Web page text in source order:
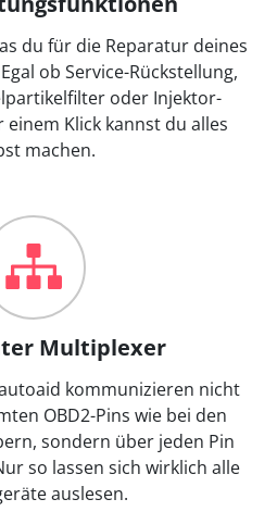
du für die Reparatur deines
ob Service-Rückstellung,
oder Injektor-
Klick kannst du alles
machen.
Multiplexer
kommunizieren nicht
OBD2-Pins wie bei den
sondern über jeden Pin
so lassen sich wirklich alle
auslesen.